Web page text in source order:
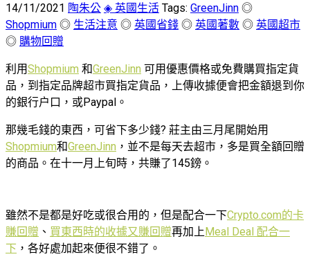
14/11/2021 陶朱公 ◈ 英國生活 Tags: GreenJinn ◎
Shopmium ◎ 生活注意 ◎ 英國省錢 ◎ 英國著數 ◎ 英國超市
◎ 購物回贈
利用Shopmium 和GreenJinn 可用優惠價格或免費購買指定貨
品，到指定品牌超市買指定貨品，上傳收據便會把金額退到你
的銀行户口，或Paypal。
那幾毛錢的東西，可省下多少錢? 莊主由三月尾開始用
Shopmium和GreenJinn ，並不是每天去超市，多是買全額回贈
的商品。在十一月上旬時，共賺了145鎊。
雖然不是都是好吃或很合用的，但是配合一下Crypto.com的卡
賺回贈 、 買東西時的收據又賺回贈再加上Meal Deal 配合一
下 ，各好處加起來便很不錯了。